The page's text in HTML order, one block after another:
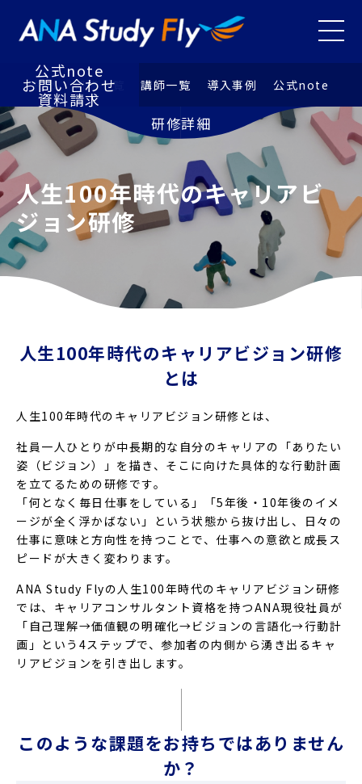
特徴 研修⼀覧 講師⼀覧 導⼊事例 公式note
講師⼀覧
導⼊事例
公式note
お問い合わせ
資料請求
研修詳細
人生100年時代のキャリアビ
ジョン研修
人生100年時代のキャリアビジョン研修
とは
人生100年時代のキャリアビジョン研修とは、
社員一人ひとりが中長期的な自分のキャリアの「ありたい
姿（ビジョン）」を描き、そこに向けた具体的な行動計画
を立てるための研修です。
「何となく毎日仕事をしている」「5年後・10年後のイメ
ージが全く浮かばない」という状態から抜け出し、日々の
仕事に意味と方向性を持つことで、仕事への意欲と成長ス
ピードが大きく変わります。
ANA Study Flyの人生100年時代のキャリアビジョン研修
では、キャリアコンサルタント資格を持つANA現役社員が
「自己理解→価値観の明確化→ビジョンの言語化→行動計
画」という4ステップで、参加者の内側から湧き出るキャ
リアビジョンを引き出します。
このような課題をお持ちではありません
か？